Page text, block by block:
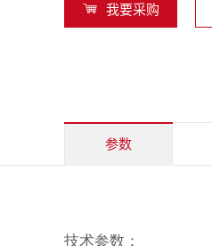
我要采购
参数
技术参数：